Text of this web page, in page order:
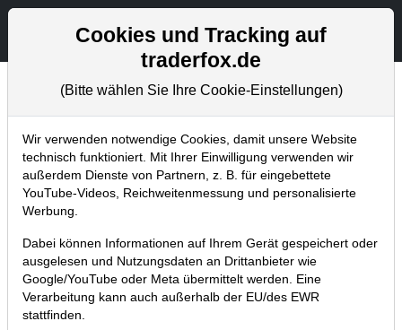
Aktien- und Artikelsuche
Chartanalysen
Home Blog Chartanalysen
Chartanalyse Rheinmetall: Scholz sagt
100 Mrd. EUR zu – Breakout beim
Rüstungskonzern?
27.02.2022 um 14:55 Uhr | P. Uhlschmied
Cookies und Tracking auf
traderfox.de
(Bitte wählen Sie Ihre Cookie-Einstellungen)
Wir verwenden notwendige Cookies, damit unsere Website
technisch funktioniert. Mit Ihrer Einwilligung verwenden wir
außerdem Dienste von Partnern, z. B. für eingebettete
YouTube-Videos, Reichweitenmessung und personalisierte
Werbung.
Dabei können Informationen auf Ihrem Gerät gespeichert oder
ausgelesen und Nutzungsdaten an Drittanbieter wie
Google/YouTube oder Meta übermittelt werden. Eine
Verarbeitung kann auch außerhalb der EU/des EWR
stattfinden.